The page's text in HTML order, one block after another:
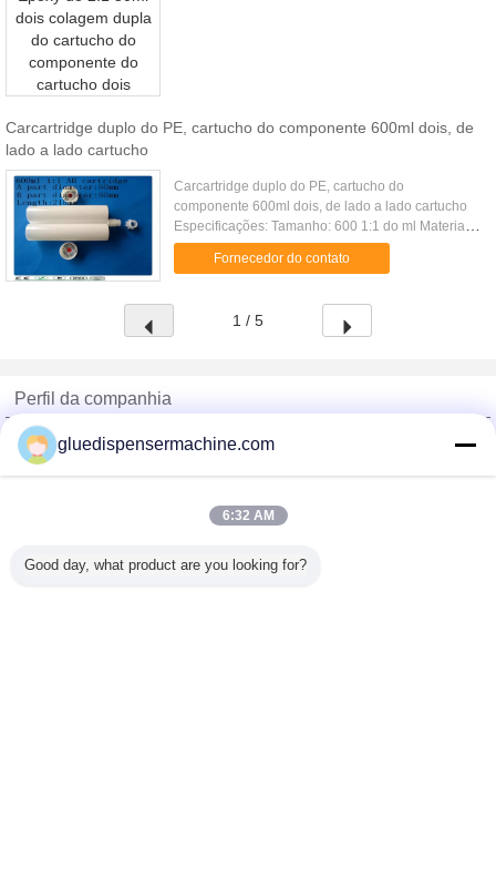
Carcartridge duplo do PE, cartucho do componente 600ml dois, de
lado a lado cartucho
Carcartridge duplo do PE, cartucho do
componente 600ml dois, de lado a lado cartucho
Especificações: Tamanho: 600 1:1 do ml Material:
PE Cor: Cartucho branco Comprimento: 215mm
Diâmetro da parte A: 50milímetros ...
Fornecedor do contato
1 / 5
Perfil da companhia
China Adhesive Dispensing Machine Online Market
Fornecedores Verified
Verified Suplier
gluedispensermachine.com
6:32 AM
Good day, what product are you looking for?